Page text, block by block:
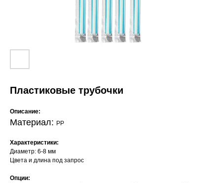
Пластиковые трубочки
Описание:
Материал: PP
Характеристики:
Диаметр: 6-8 мм
Цвета и длина под запрос
Опции: